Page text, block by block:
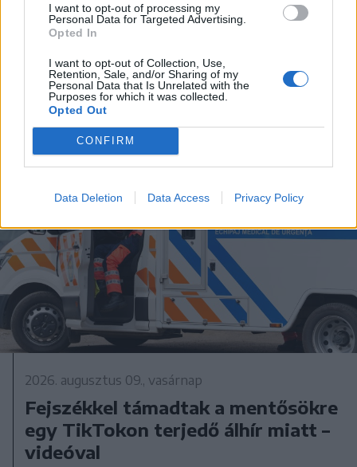
I want to opt-out of processing my
Personal Data for Targeted Advertising.
Opted In
I want to opt-out of Collection, Use,
Retention, Sale, and/or Sharing of my
Personal Data that Is Unrelated with the
Purposes for which it was collected.
Opted Out
CONFIRM
Data Deletion Data Access Privacy Policy
2026. augusztus 09., vasárnap
Raed Arafat: elfogadhatatlan az
életmentők elleni erőszak
2026. augusztus 09., vasárnap
Fejszékkel támadtak a mentősökre
egy TikTokon terjedő álhír miatt –
videóval